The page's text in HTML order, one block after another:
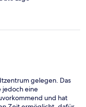
gelegen. Das
jedoch eine
und hat